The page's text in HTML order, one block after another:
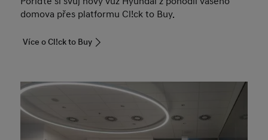
domova přes platformu Cl!ck to Buy.
Více o Cl!ck to Buy